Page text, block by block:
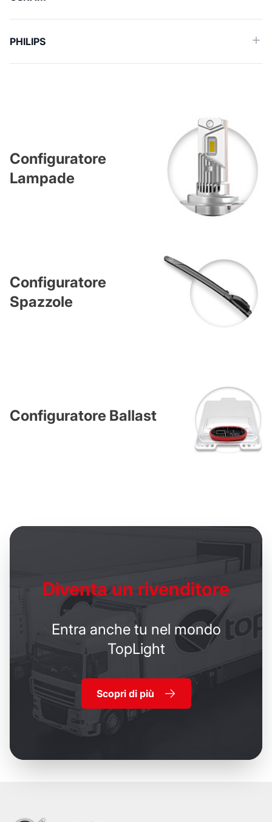
PHILIPS
Configuratore
Lampade
Configuratore
Spazzole
Configuratore Ballast
Diventa un rivenditore
Entra anche tu nel mondo
TopLight
Scopri di più